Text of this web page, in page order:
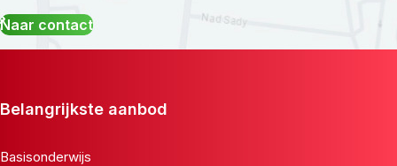
Naar contact
Belangrijkste aanbod
Basisonderwijs